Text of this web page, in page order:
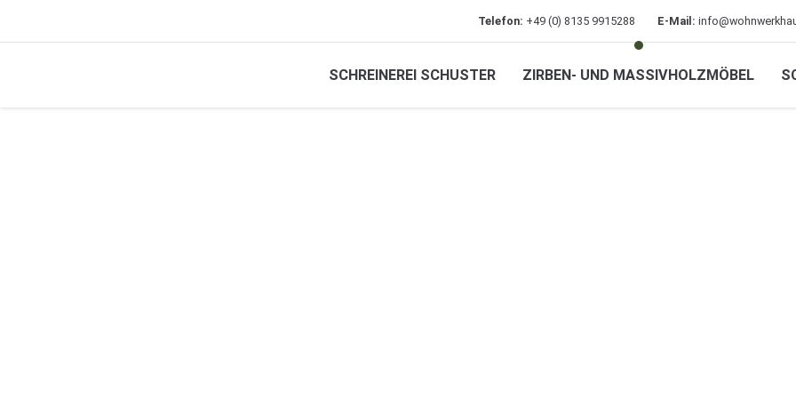
Telefon: +49 (0) 8135 9915288 E-Mail:
SCHREINEREI SCHUSTER ZIRBEN- UND MASSIVHOLZMÖBEL